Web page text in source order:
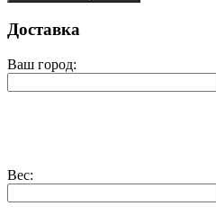
Доставка
Ваш город:
Вес: